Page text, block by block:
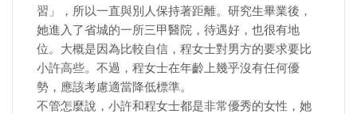
習」，所以一直與別人保持著距離。研究生畢業後，
她進入了省城的一所三甲醫院，待遇好，也很有地
位。大概是因為比較自信，程女士對男方的要求要比
小許高些。不過，程女士在年齡上幾乎沒有任何優
勢，應該考慮適當降低標準。
不管怎麼說，小許和程女士都是非常優秀的女性，她